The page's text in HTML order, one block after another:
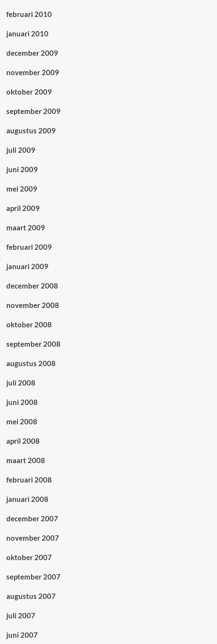
februari 2010
januari 2010
december 2009
november 2009
oktober 2009
september 2009
augustus 2009
juli 2009
juni 2009
mei 2009
april 2009
maart 2009
februari 2009
januari 2009
december 2008
november 2008
oktober 2008
september 2008
augustus 2008
juli 2008
juni 2008
mei 2008
april 2008
maart 2008
februari 2008
januari 2008
december 2007
november 2007
oktober 2007
september 2007
augustus 2007
juli 2007
juni 2007